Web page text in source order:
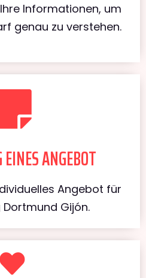
Informationen, um
genau zu verstehen.
ANGEBOT
Angebot für
Dortmund Gijón.